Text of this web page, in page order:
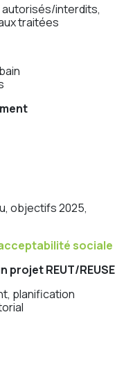
interdits,
traitées
objectifs 2025,
sociale
projet REUT/REUSE
planification